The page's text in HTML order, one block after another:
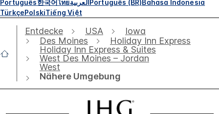
Português한국어ไทยالعربية Português (BR)Bahasa Indonesia
TürkçePolskiTiếng Việt
Entdecke USA
Iowa
Des Moines
Holiday Inn Express
Holiday Inn Express & Suites
West Des Moines – Jordan
West
Nähere Umgebung